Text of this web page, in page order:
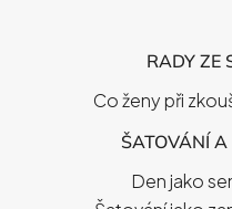
RADY ZE
Co ženy při
ŠATOVÁNÍ
Den jako